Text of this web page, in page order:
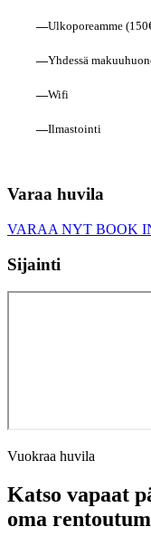
—Ulkoporeamme
—Yhdessä
—Wifi
—Ilmastointi
Varaa huvila
VARAA NYT BOOK
Sijainti
Vuokraa huvila
Katso vapaat
oma